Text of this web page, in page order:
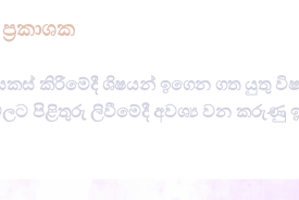
කිරීමේදී ශිෂ​‍‍යන් ඉගෙන ගත යුතු
පිළිතුරු ලිවීමේදී අවශ්‍ය වන